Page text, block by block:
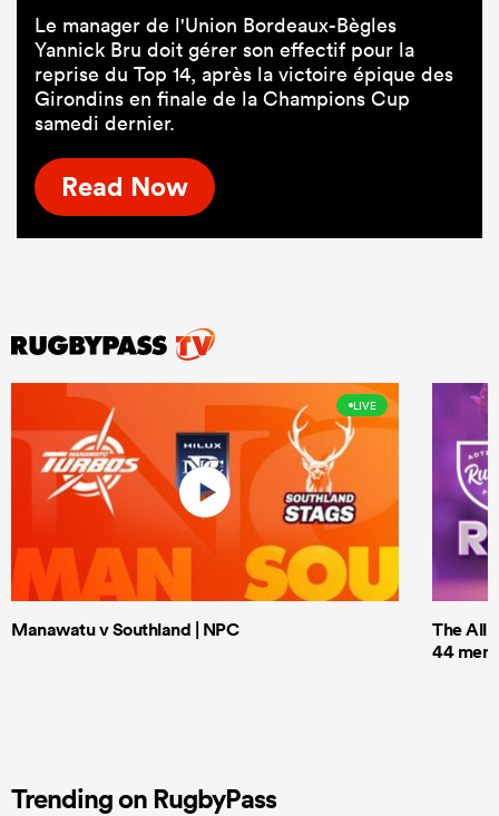
Le manager de l'Union Bordeaux-Bègles
Yannick Bru doit gérer son effectif pour la
reprise du Top 14, après la victoire épique des
Girondins en finale de la Champions Cup
samedi dernier.
Read Now
LIVE
Manawatu v Southland | NPC
The All
44 men
Trending on RugbyPass